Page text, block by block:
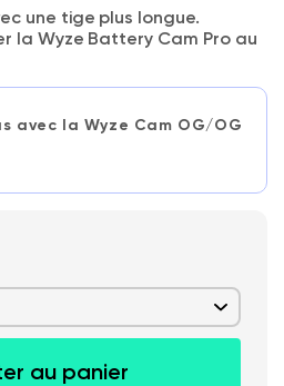
une tige plus longue.
la Wyze Battery Cam Pro au
avec la Wyze Cam OG/OG
au panier
Accord
79,98 $CAPrix ​​régulierMore options